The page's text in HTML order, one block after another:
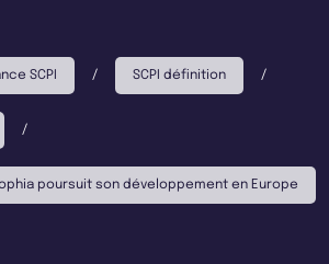
SCPI / SCPI définition /
/
poursuit son développement en Europe